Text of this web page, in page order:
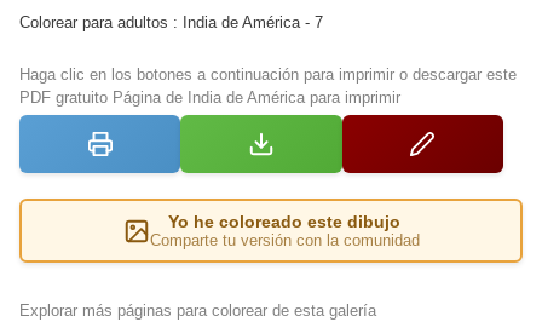
Colorear para adultos : India de América - 7
Haga clic en los botones a continuación para imprimir o descargar este
PDF gratuito Página de India de América para imprimir
Yo he coloreado este dibujo
Comparte tu versión con la comunidad
Explorar más páginas para colorear de esta galería